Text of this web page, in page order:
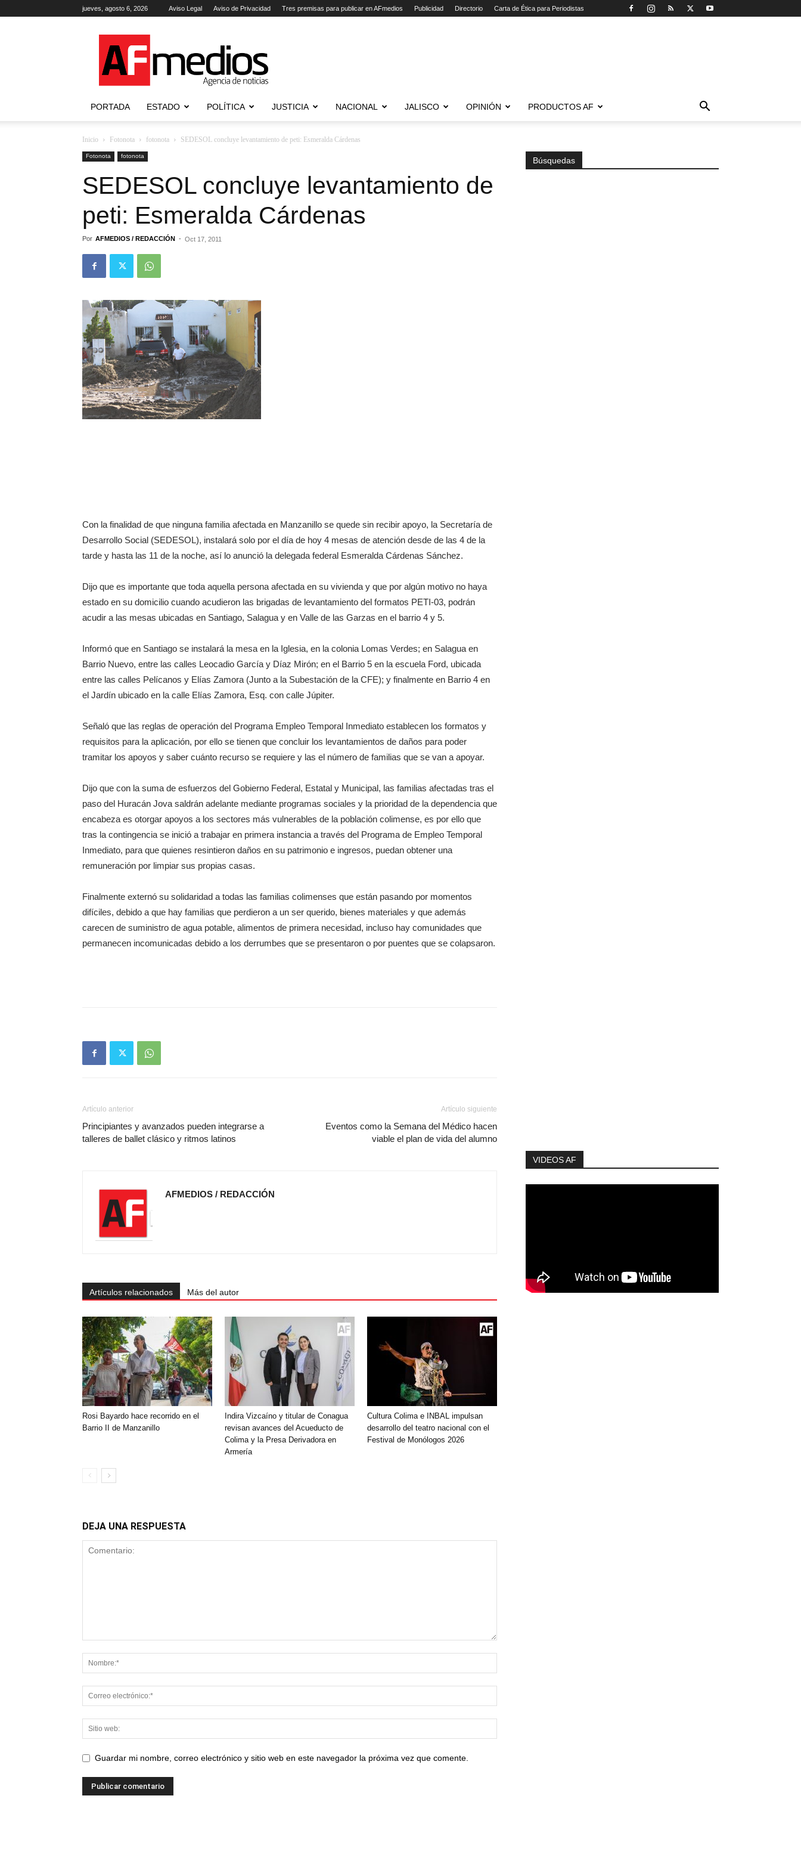
jueves, agosto 6, 2026 Aviso Legal Aviso de Privacidad Tres premisas para publicar en AFmedios Publicidad Directorio Carta de Ética para Periodistas
Agencia
de
Noticias
PORTADA ESTADO POLÍTICA JUSTICIA NACIONAL JALISCO OPINIÓN PRODUCTOS AF
Inicio Fotonota fotonota SEDESOL concluye levantamiento de peti: Esmeralda Cárdenas
Fotonota fotonota
SEDESOL concluye levantamiento de
peti: Esmeralda Cárdenas
Por AFMEDIOS / REDACCIÓN - Oct 17, 2011
Con la finalidad de que ninguna familia afectada en Manzanillo se quede sin recibir apoyo, la Secretaría de
Desarrollo Social (SEDESOL), instalará solo por el día de hoy 4 mesas de atención desde de las 4 de la
tarde y hasta las 11 de la noche, así lo anunció la delegada federal Esmeralda Cárdenas Sánchez.
Dijo que es importante que toda aquella persona afectada en su vivienda y que por algún motivo no haya
estado en su domicilio cuando acudieron las brigadas de levantamiento del formatos PETI-03, podrán
acudir a las mesas ubicadas en Santiago, Salagua y en Valle de las Garzas en el barrio 4 y 5.
Informó que en Santiago se instalará la mesa en la Iglesia, en la colonia Lomas Verdes; en Salagua en
Barrio Nuevo, entre las calles Leocadio García y Díaz Mirón; en el Barrio 5 en la escuela Ford, ubicada
entre las calles Pelícanos y Elías Zamora (Junto a la Subestación de la CFE); y finalmente en Barrio 4 en
el Jardín ubicado en la calle Elías Zamora, Esq. con calle Júpiter.
Señaló que las reglas de operación del Programa Empleo Temporal Inmediato establecen los formatos y
requisitos para la aplicación, por ello se tienen que concluir los levantamientos de daños para poder
tramitar los apoyos y saber cuánto recurso se requiere y las el número de familias que se van a apoyar.
Dijo que con la suma de esfuerzos del Gobierno Federal, Estatal y Municipal, las familias afectadas tras el
paso del Huracán Jova saldrán adelante mediante programas sociales y la prioridad de la dependencia que
encabeza es otorgar apoyos a los sectores más vulnerables de la población colimense, es por ello que
tras la contingencia se inició a trabajar en primera instancia a través del Programa de Empleo Temporal
Inmediato, para que quienes resintieron daños en su patrimonio e ingresos, puedan obtener una
remuneración por limpiar sus propias casas.
Finalmente externó su solidaridad a todas las familias colimenses que están pasando por momentos
difíciles, debido a que hay familias que perdieron a un ser querido, bienes materiales y que además
carecen de suministro de agua potable, alimentos de primera necesidad, incluso hay comunidades que
permanecen incomunicadas debido a los derrumbes que se presentaron o por puentes que se colapsaron.
Artículo anterior
Principiantes y avanzados pueden integrarse a
talleres de ballet clásico y ritmos latinos
Artículo siguiente
Eventos como la Semana del Médico hacen
viable el plan de vida del alumno
AFMEDIOS / REDACCIÓN
Artículos relacionados Más del autor
Rosi Bayardo hace recorrido en el
Barrio II de Manzanillo
Indira Vizcaíno y titular de Conagua
revisan avances del Acueducto de
Colima y la Presa Derivadora en
Armería
Cultura Colima e INBAL impulsan
desarrollo del teatro nacional con el
Festival de Monólogos 2026
DEJA UNA RESPUESTA
Guardar mi nombre, correo electrónico y sitio web en este navegador la próxima vez que comente.
Búsquedas
VIDEOS AF